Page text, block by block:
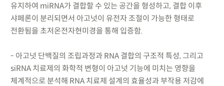
유지하여 miRNA가 결합할 수 있는 공간을 형성하고, 결합 이후
샤페론이 분리되면서 아고넛이 유전자 조절이 가능한 형태로
전환됨을 초저온전자현미경을 통해 입증함.
- 아고넛 단백질의 조립과정과 RNA 결합의 구조적 특성, 그리고
siRNA 치료제의 화학적 변형이 아고넛 기능에 미치는 영향을
체계적으로 분석해 RNA 치료제 설계의 효율성과 부작용 저감에